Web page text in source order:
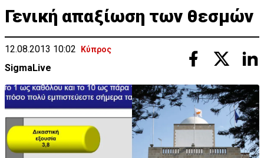
Γενική απαξίωση των θεσμών
12.08.2013 10:02 Κύπρος
SigmaLive